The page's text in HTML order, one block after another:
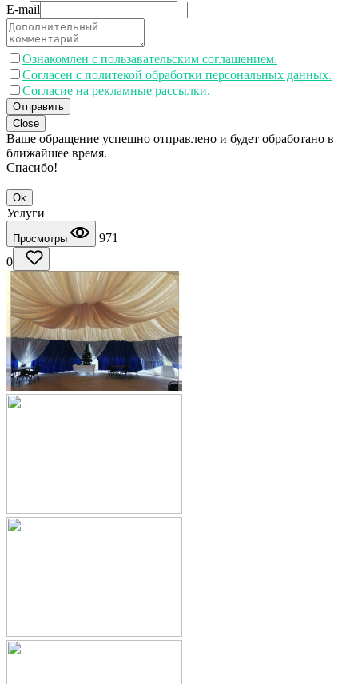
E-mail
Ознакомлен с пользавательским соглашением.
Согласен с политекой обработки персональных данных.
Согласие на рекламные рассылки.
Отправить
Close
Ваше обращение успешно отправлено и будет обработано в
ближайшее время.
Спасибо!
Ok
Услуги
Просмотры
971
0